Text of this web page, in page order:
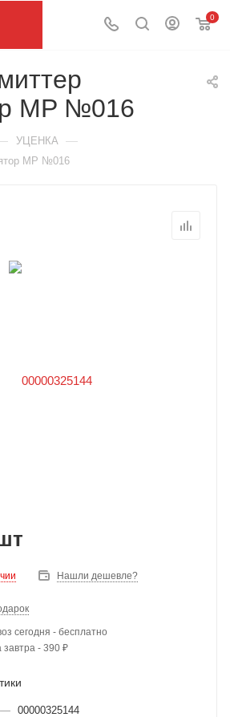
0
MP №016
УЦЕНКА —
MP №016
Нашли дешевле?
сегодня - бесплатно
завтра - 390 ₽
— 00000325144